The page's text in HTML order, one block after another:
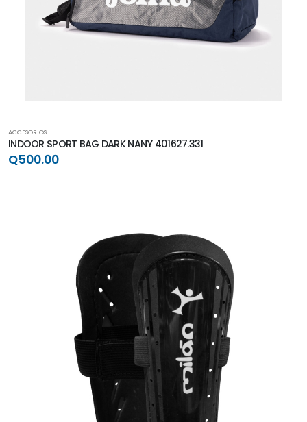
ACCESORIOS
INDOOR SPORT BAG DARK NANY 401627.331
Q500.00